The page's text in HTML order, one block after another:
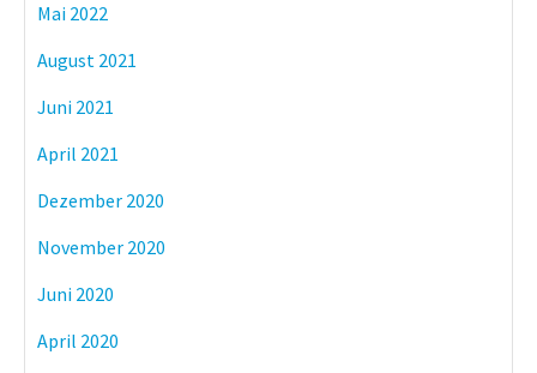
Mai 2022
August 2021
Juni 2021
April 2021
Dezember 2020
November 2020
Juni 2020
April 2020